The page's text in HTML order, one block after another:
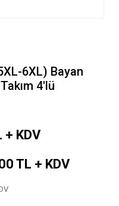
6XL) Bayan
4'lü
KDV
TL + KDV